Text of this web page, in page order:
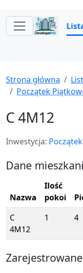
Strona główna
Początek
C 4M12
Inwestycja:
Dane
Nazwa
Ilość
pokoi
C
4M12
1 4